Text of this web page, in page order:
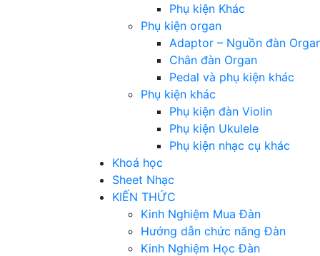
Phụ kiện Khác
Phụ kiện organ
Adaptor – Nguồn đàn
Chân đàn Organ
Pedal và phụ kiện khác
Phụ kiện khác
Phụ kiện đàn Violin
Phụ kiện Ukulele
Phụ kiện nhạc cụ khác
Khoá học
Sheet Nhạc
KIẾN THỨC
Kinh Nghiệm Mua Đàn
Hướng dẫn chức năng Đàn
Kinh Nghiệm Học Đàn